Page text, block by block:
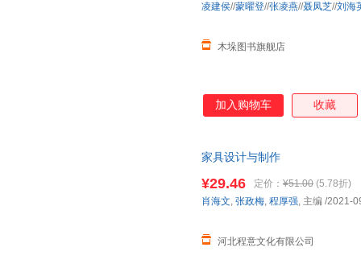
木垛图书旗舰店
凌建侯//蒙曜登//张凌燕//聂凤芝//刘海
加入购物车 收藏
家具设计与制作
¥29.46 定价： ¥51.00 (5.78折)
河北程意文化有限公司
肖海文, 张政梅, 程厚强, 主编 /2021-